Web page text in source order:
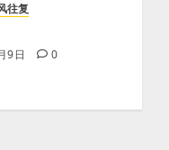
往复
9日 0